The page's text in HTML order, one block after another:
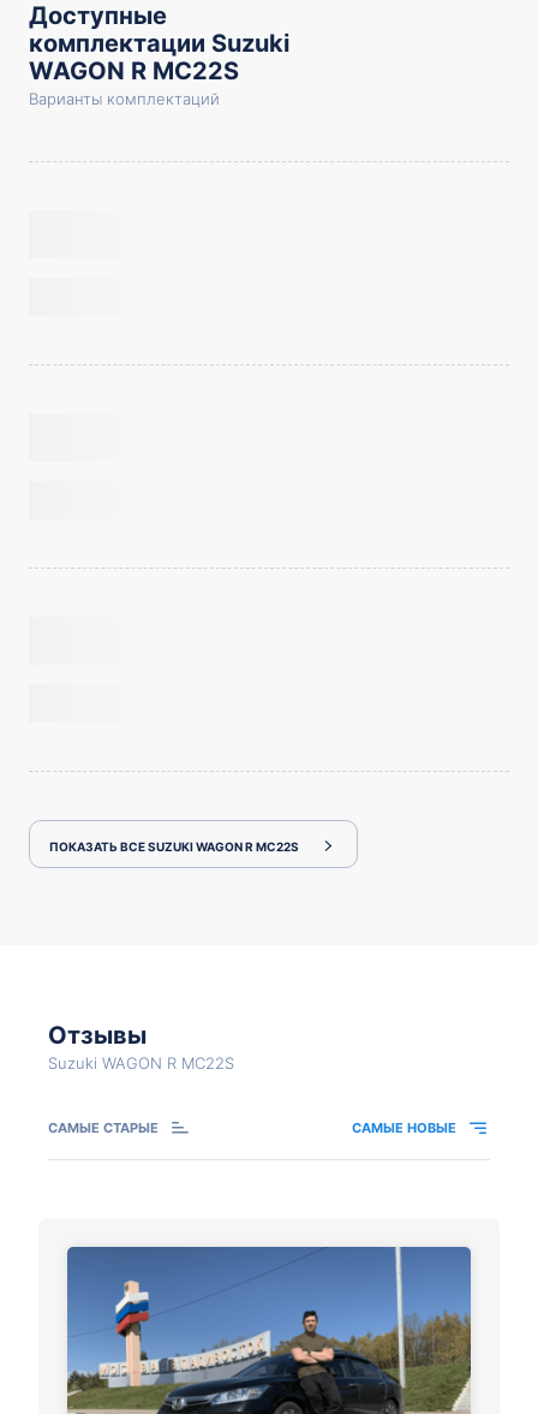
Доступные
комплектации Suzuki
WAGON R MC22S
Варианты комплектаций
ПОКАЗАТЬ ВСЕ SUZUKI WAGON R MC22S
Отзывы
Suzuki WAGON R MC22S
САМЫЕ СТАРЫЕ САМЫЕ НОВЫЕ